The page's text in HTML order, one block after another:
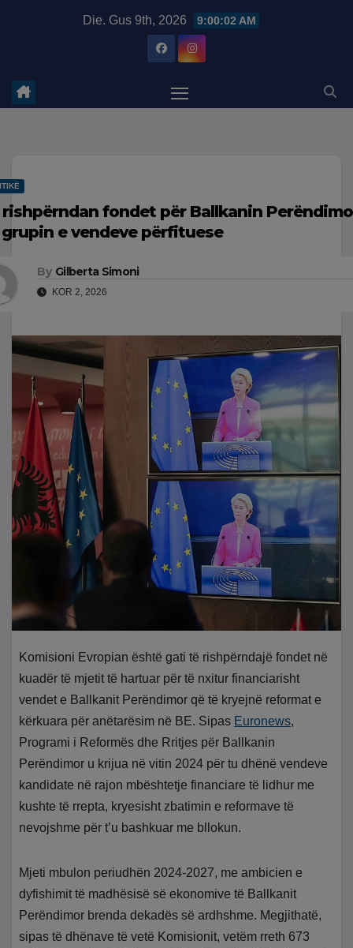
Die. Gus 9th, 2026 9:00:03 AM
rishpërndan fondet për Ballkanin
e vendeve përfituese
By Gilberta Simoni
KOR 2, 2026
Komisioni Evropian është gati të rishpërndajë fondet në
kuadër të mjetit të hartuar për të nxitur financiarisht
vendet e Ballkanit Perëndimor që të kryejnë reformat e
kërkuara për anëtarësim në BE. Sipas Euronews,
Programi i Reformës dhe Rritjes për Ballkanin
Perëndimor u krijua në vitin 2024 për tu dhënë vendeve
kandidate në rajon mbështetje financiare të lidhur me
kushte të rrepta, kryesisht zbatimin e reformave të
nevojshme për t’u bashkuar me bllokun.
Mjeti mbulon periudhën 2024-2027, me ambicien e
dyfishimit të madhësisë së ekonomive të Ballkanit
Perëndimor brenda dekadës së ardhshme. Megjithatë,
sipas të dhënave të vetë Komisionit, vetëm rreth 673